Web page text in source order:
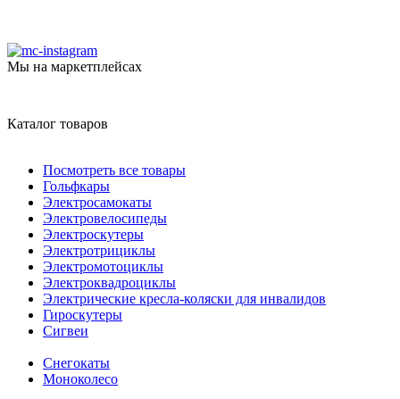
Мы на маркетплейсах
Каталог товаров
Посмотреть все товары
Гольфкары
Электросамокаты
Электровелосипеды
Электроскутеры
Электротрициклы
Электромотоциклы
Электроквадроциклы
Электрические кресла-коляски для инвалидов
Гироскутеры
Сигвеи
Снегокаты
Моноколесо